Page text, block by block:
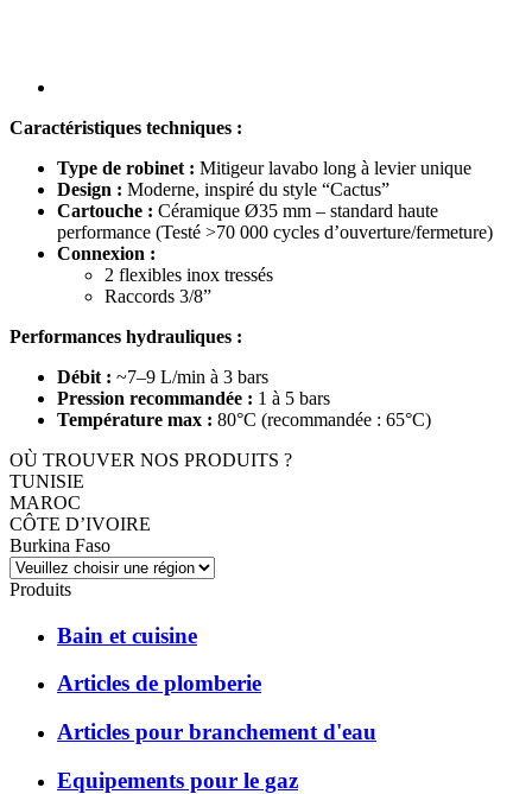
Caractéristiques techniques :
Type de robinet : Mitigeur lavabo long à levier unique
Design : Moderne, inspiré du style “Cactus”
Cartouche : Céramique Ø35 mm – standard haute
performance (Testé >70 000 cycles d’ouverture/fermeture)
Connexion :
2 flexibles inox tressés
Raccords 3/8”
Performances hydrauliques :
Débit : ~7–9 L/min à 3 bars
Pression recommandée : 1 à 5 bars
Température max : 80°C (recommandée : 65°C)
OÙ TROUVER NOS PRODUITS ?
TUNISIE
MAROC
CÔTE D’IVOIRE
Burkina Faso
Produits
Bain et cuisine
Articles de plomberie
Articles pour branchement d'eau
Equipements pour le gaz